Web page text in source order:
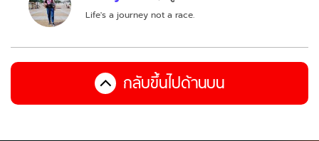
Life's a journey not a race.
กลับขึ้นไปด้านบน